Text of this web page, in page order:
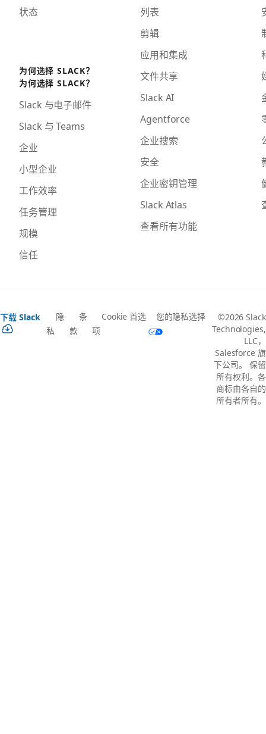
状态
为何选择 SLACK？
为何选择 SLACK？
Slack 与电子邮件
Slack 与 Teams
企业
小型企业
工作效率
任务管理
规模
信任
列表
剪辑
应用和集成
文件共享
Slack AI
Agentforce
企业搜索
安全
企业密钥管理
Slack Atlas
查看所有功能
下载 Slack
隐
私
条
款
Cookie 首选
项
您的隐私选择
©2026 Slack
Technologies,
LLC，
Salesforce 旗
下公司。 保留
所有权利。各
商标由各自的
所有者所有。